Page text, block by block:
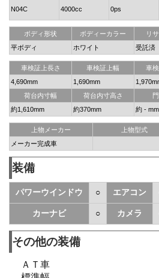
N04C 4000cc 0ps
ボディ形状 ボディーカラー リ
平ボディ
ホワイト 受託済
車検証上長さ 車検証上幅 車
4,690mm
1,690mm
荷台内寸幅
荷台内寸高さ
約1,610mm
約370mm 約 - mm
上物メーカー 上物型式
メーカー完成車
装備
パワーウインドウ ○ エアコン
カーナビ ○ カメラ
その他の装備
ＡＴ車